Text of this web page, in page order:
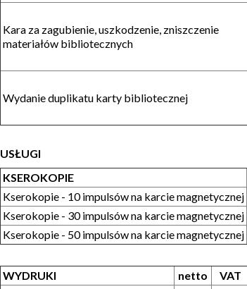
Kara za zagubienie, uszkodzenie, zniszczenie
materiałów bibliotecznych
Wydanie duplikatu karty bibliotecznej
USŁUGI
KSEROKOPIE
Kserokopie - 10 impulsów na karcie magnetycznej
Kserokopie - 30 impulsów na karcie magnetycznej
Kserokopie - 50 impulsów na karcie magnetycznej
WYDRUKI netto VAT